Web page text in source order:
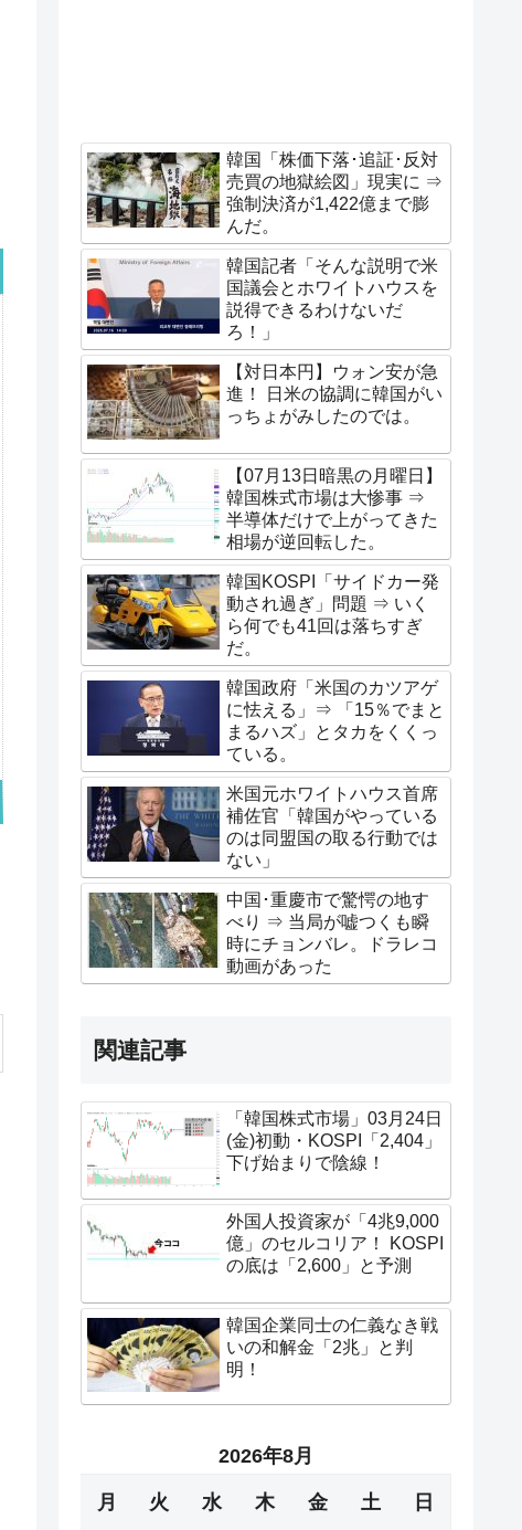
韓国「株価下落･追証･反対
売買の地獄絵図」現実に ⇒
強制決済が1,422億まで膨
んだ。
韓国記者「そんな説明で米
国議会とホワイトハウスを
説得できるわけないだ
ろ！」
【対日本円】ウォン安が急
進！ 日米の協調に韓国がい
っちょがみしたのでは。
【07月13日暗黒の月曜日】
韓国株式市場は大惨事 ⇒
半導体だけで上がってきた
相場が逆回転した。
韓国KOSPI「サイドカー発
動され過ぎ」問題 ⇒ いく
ら何でも41回は落ちすぎ
だ。
韓国政府「米国のカツアゲ
に怯える」⇒ 「15％でまと
まるハズ」とタカをくくっ
ている。
米国元ホワイトハウス首席
補佐官「韓国がやっている
のは同盟国の取る行動では
ない」
中国･重慶市で驚愕の地す
べり ⇒ 当局が嘘つくも瞬
時にチョンバレ。ドラレコ
動画があった
関連記事
「韓国株式市場」03月24日
(金)初動・KOSPI「2,404」
下げ始まりで陰線！
外国人投資家が「4兆9,000
億」のセルコリア！ KOSPI
の底は「2,600」と予測
韓国企業同士の仁義なき戦
いの和解金「2兆」と判
明！
2026年8月
月 火 水 木 金 土 日